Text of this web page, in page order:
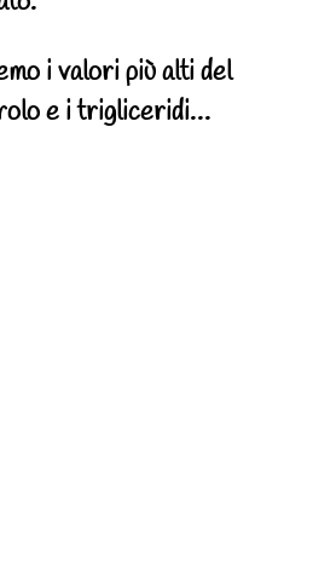
i valori più alti del
e i trigliceridi…